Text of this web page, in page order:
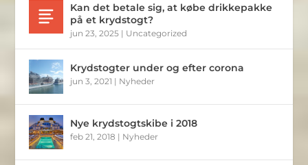
Kan det betale sig, at købe drikkepakke
på et krydstogt?
jun 23, 2025 | Uncategorized
Krydstogter under og efter corona
jun 3, 2021 | Nyheder
Nye krydstogtskibe i 2018
feb 21, 2018 | Nyheder